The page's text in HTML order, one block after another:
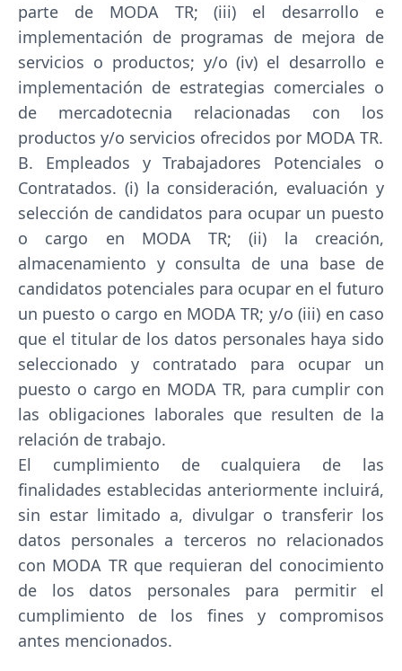
parte de MODA TR; (iii) el desarrollo e
implementación de programas de mejora de
servicios o productos; y/o (iv) el desarrollo e
implementación de estrategias comerciales o
de mercadotecnia relacionadas con los
productos y/o servicios ofrecidos por MODA TR.
B. Empleados y Trabajadores Potenciales o
Contratados. (i) la consideración, evaluación y
selección de candidatos para ocupar un puesto
o cargo en MODA TR; (ii) la creación,
almacenamiento y consulta de una base de
candidatos potenciales para ocupar en el futuro
un puesto o cargo en MODA TR; y/o (iii) en caso
que el titular de los datos personales haya sido
seleccionado y contratado para ocupar un
puesto o cargo en MODA TR, para cumplir con
las obligaciones laborales que resulten de la
relación de trabajo.
El cumplimiento de cualquiera de las
finalidades establecidas anteriormente incluirá,
sin estar limitado a, divulgar o transferir los
datos personales a terceros no relacionados
con MODA TR que requieran del conocimiento
de los datos personales para permitir el
cumplimiento de los fines y compromisos
antes mencionados.